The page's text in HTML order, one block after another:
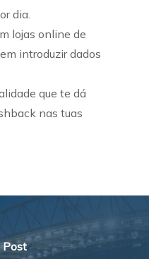
dia.
lojas online de
introduzir dados
que te dá
nas tuas
Post